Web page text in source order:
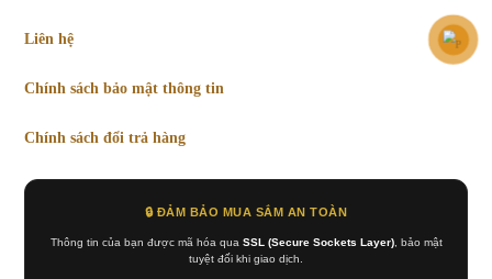
Liên hệ
Chính sách bảo mật thông tin
Chính sách đổi trả hàng
🔒 ĐẢM BẢO MUA SẮM AN TOÀN
Thông tin của bạn được mã hóa qua SSL (Secure Sockets Layer), bảo mật
tuyệt đối khi giao dịch.